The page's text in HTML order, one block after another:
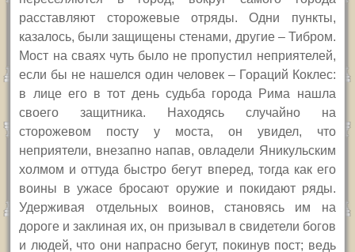
расставляют сторожевые отряды. Одни пункты,
казалось, были защищены стенами, другие – Тибром.
Мост на сваях чуть было не пропустил неприятелей,
если бы не нашелся один человек – Гораций Коклес:
в лице его в тот день судьба города Рима нашла
своего защитника. Находясь случайно на
сторожевом посту у моста, он увидел, что
неприятели, внезапно напав, овладели Яникульским
холмом и оттуда быстро бегут вперед, тогда как его
воины в ужасе бросают оружие и покидают ряды.
Удерживая отдельных воинов, становясь им на
дороге и заклиная их, он призывал в свидетели богов
и людей, что они напрасно бегут, покинув пост; ведь